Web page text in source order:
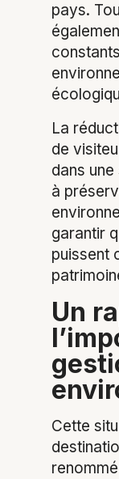
pays.
La
de
dans
à
garantir
puissent
Un
Cette